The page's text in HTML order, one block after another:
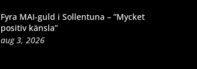
Fyra MAI-guld i Sollentuna – ”Mycket
positiv känsla”
aug 3, 2026